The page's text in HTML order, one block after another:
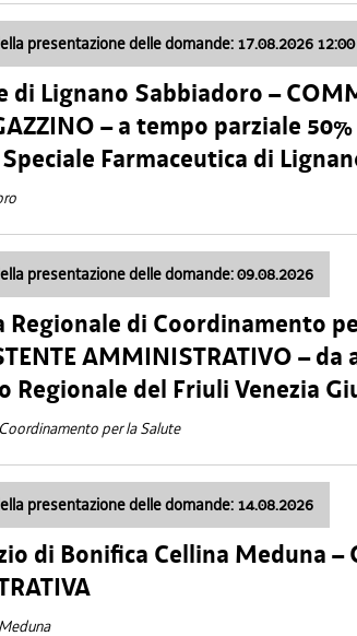
presentazione delle domande: 17.08.2026 12:00
di Lignano Sabbiadoro –
– a tempo parziale
Farmaceutica di
presentazione delle domande: 09.08.2026
Regionale di Coordinamento
AMMINISTRATIVO –
Regionale del Friuli Venezia
per la Salute
presentazione delle domande: 14.08.2026
di Bonifica Cellina Meduna –